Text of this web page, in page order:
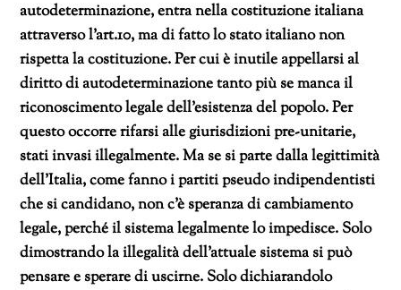
autodeterminazione, entra nella costituzione italiana
attraverso l’art.10, ma di fatto lo stato italiano non
rispetta la costituzione. Per cui è inutile appellarsi al
diritto di autodeterminazione tanto più se manca il
riconoscimento legale dell’esistenza del popolo. Per
questo occorre rifarsi alle giurisdizioni pre-unitarie,
stati invasi illegalmente. Ma se si parte dalla legittimità
dell’Italia, come fanno i partiti pseudo indipendentisti
che si candidano, non c’è speranza di cambiamento
legale, perché il sistema legalmente lo impedisce. Solo
dimostrando la illegalità dell’attuale sistema si può
pensare e sperare di uscirne. Solo dichiarandolo